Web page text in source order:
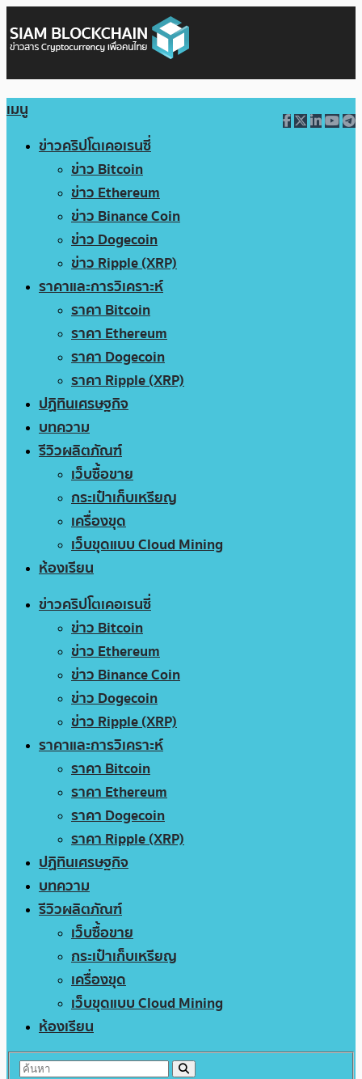
เมนู
ข่าวคริปโตเคอเรนซี่
ข่าว Bitcoin
ข่าว Ethereum
ข่าว Binance Coin
ข่าว Dogecoin
ข่าว Ripple (XRP)
ราคาและการวิเคราะห์
ราคา Bitcoin
ราคา Ethereum
ราคา Dogecoin
ราคา Ripple (XRP)
ปฏิทินเศรษฐกิจ
บทความ
รีวิวผลิตภัณฑ์
เว็บซื้อขาย
กระเป๋าเก็บเหรียญ
เครื่องขุด
เว็บขุดแบบ Cloud Mining
ห้องเรียน
ข่าวคริปโตเคอเรนซี่
ข่าว Bitcoin
ข่าว Ethereum
ข่าว Binance Coin
ข่าว Dogecoin
ข่าว Ripple (XRP)
ราคาและการวิเคราะห์
ราคา Bitcoin
ราคา Ethereum
ราคา Dogecoin
ราคา Ripple (XRP)
ปฏิทินเศรษฐกิจ
บทความ
รีวิวผลิตภัณฑ์
เว็บซื้อขาย
กระเป๋าเก็บเหรียญ
เครื่องขุด
เว็บขุดแบบ Cloud Mining
ห้องเรียน